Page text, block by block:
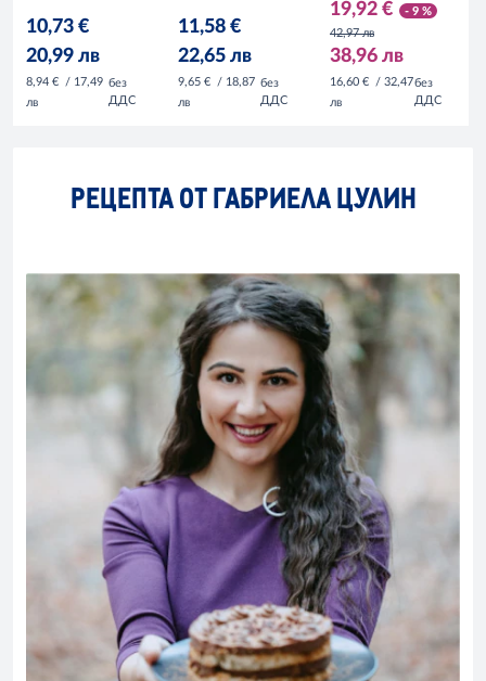
10,73 €
20,99 лв
8,94 € / 17,49
лв
без
ДДС
11,58 €
22,65 лв
9,65 € / 18,87
лв
без
ДДС
19,92 €
- 9 %
42,97 лв
38,96 лв
16,60 € / 32,47
лв
без
ДДС
РЕЦЕПТА ОТ ГАБРИЕЛА ЦУЛИН